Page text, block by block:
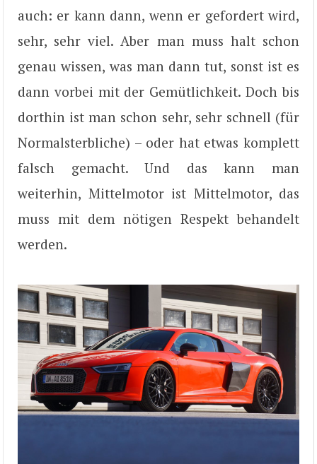
auch: er kann dann, wenn er gefordert wird,
sehr, sehr viel. Aber man muss halt schon
genau wissen, was man dann tut, sonst ist es
dann vorbei mit der Gemütlichkeit. Doch bis
dorthin ist man schon sehr, sehr schnell (für
Normalsterbliche) – oder hat etwas komplett
falsch gemacht. Und das kann man
weiterhin, Mittelmotor ist Mittelmotor, das
muss mit dem nötigen Respekt behandelt
werden.